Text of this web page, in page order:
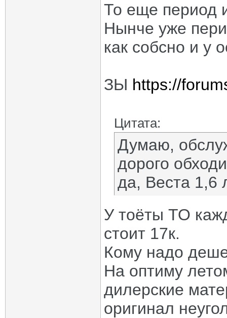
То еще период
Нынче уже
как собсно и у
ЗЫ https://
Цитата:
Думаю,
дорого
да, Веста
У тоёты ТО
стоит 17к.
Кому надо
На оптиму
дилерские
оригинал